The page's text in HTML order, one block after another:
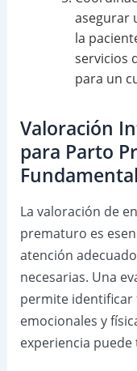
asegurar
la
servicios
para un
Valoración
para Parto
Fundamental
La valoración de
prematuro es
atención
necesarias. Una
permite identificar
emocionales y
experiencia